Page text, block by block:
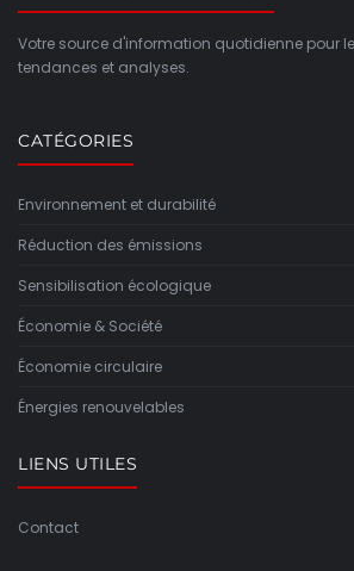
Votre source d'information quotidienne pour
tendances et analyses.
CATÉGORIES
Environnement et durabilité
Réduction des émissions
Sensibilisation écologique
Économie & Société
Économie circulaire
Énergies renouvelables
LIENS UTILES
Contact